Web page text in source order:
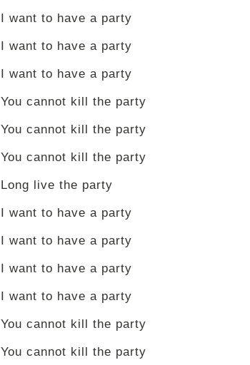
I want to have a party
I want to have a party
I want to have a party
You cannot kill the party
You cannot kill the party
You cannot kill the party
Long live the party
I want to have a party
I want to have a party
I want to have a party
I want to have a party
You cannot kill the party
You cannot kill the party